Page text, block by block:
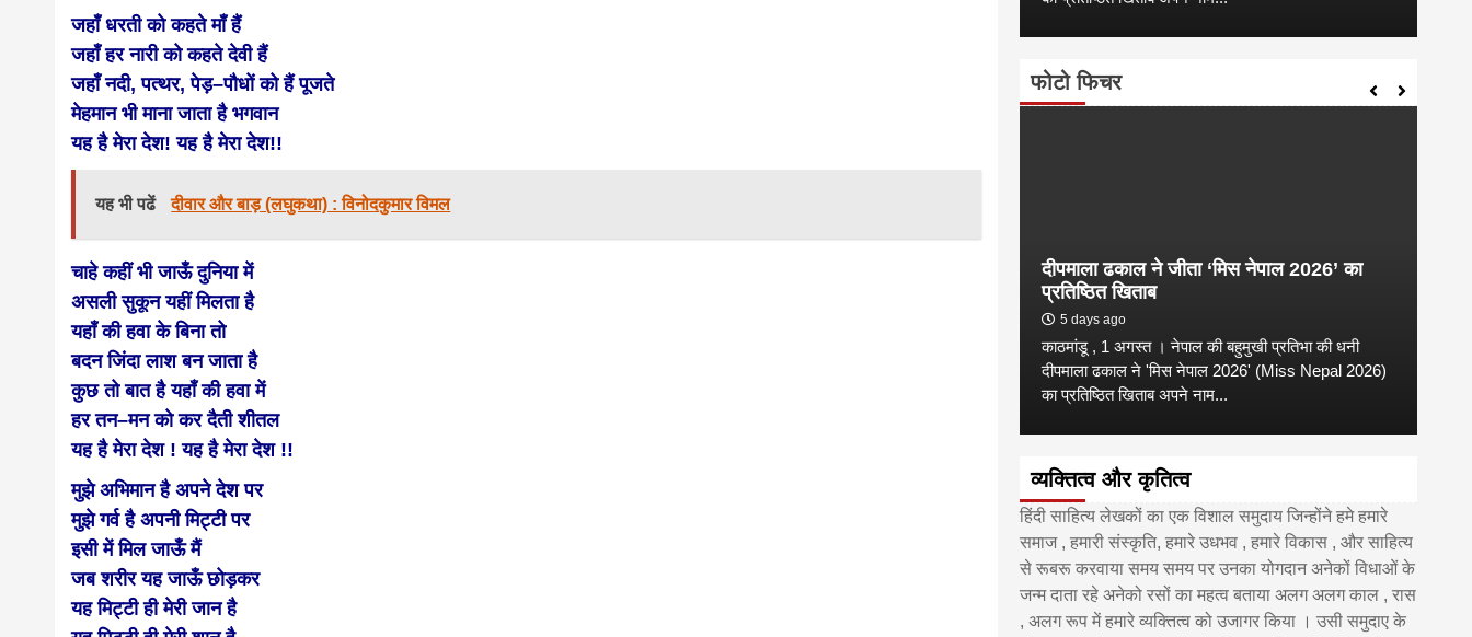
जहाँ धरती को कहते माँ हैं
जहाँ हर नारी को कहते देवी हैं
जहाँ नदी, पत्थर, पेड़–पौधों को हैं पूजते
मेहमान भी माना जाता है भगवान
यह है मेरा देश! यह है मेरा देश!!
यह भी पढें दीवार और बाड़ (लघुकथा) : विनोदकुमार विमल
चाहे कहीं भी जाऊँ दुनिया में
असली सुकून यहीं मिलता है
यहॉं की हवा के बिना तो
बदन जिंदा लाश बन जाता है
कुछ तो बात है यहॉं की हवा में
हर तन–मन को कर दैती शीतल
यह है मेरा देश ! यह है मेरा देश !!
मुझे अभिमान है अपने देश पर
मुझे गर्व है अपनी मिट्टी पर
इसी में मिल जाऊँ मैं
जब शरीर यह जाऊँ छोड़कर
यह मिट्टी ही मेरी जान है
फोटो फिचर
दीपमाला ढकाल ने जीता ‘मिस नेपाल 2026’ का
प्रतिष्ठित खिताब
5 days ago
काठमांडू , 1 अगस्त । नेपाल की बहुमुखी प्रतिभा की धनी
दीपमाला ढकाल ने 'मिस नेपाल 2026' (Miss Nepal 2026)
का प्रतिष्ठित खिताब अपने नाम...
व्यक्तित्व और कृतित्व
हिंदी साहित्य लेखकों का एक विशाल समुदाय जिन्होंने हमे हमारे
समाज , हमारी संस्कृति, हमारे उधभव , हमारे विकास , और साहित्य
से रूबरू करवाया समय समय पर उनका योगदान अनेकों विधाओं के
जन्म दाता रहे अनेको रसों का महत्व बताया अलग अलग काल , रास
, अलग रूप में हमारे व्यक्तित्व को उजागर किया । उसी समुदाए के